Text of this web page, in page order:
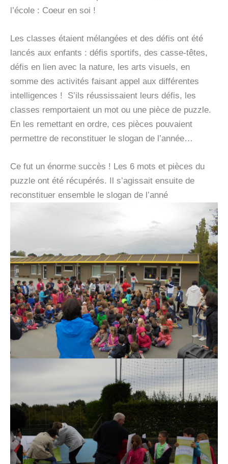
l’école : Coeur en soi !
Les classes étaient mélangées et des défis ont été
lancés aux enfants : défis sportifs, des casse-têtes,
défis en lien avec la nature, les arts visuels, en
somme des activités faisant appel aux différentes
intelligences ! S’ils réussissaient leurs défis, les
classes remportaient un mot ou une pièce de puzzle.
En les remettant en ordre, ces pièces pouvaient
permettre de reconstituer le slogan de l’année…
Ce fut un énorme succès ! Les 6 mots et pièces du
puzzle ont été récupérés. Il s’agissait ensuite de
reconstituer ensemble le slogan de l’anné